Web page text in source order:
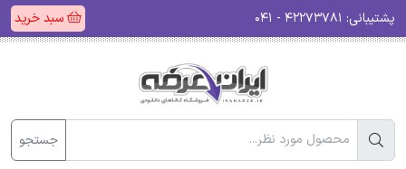
پشتیبانی: سبد خرید
جستجو